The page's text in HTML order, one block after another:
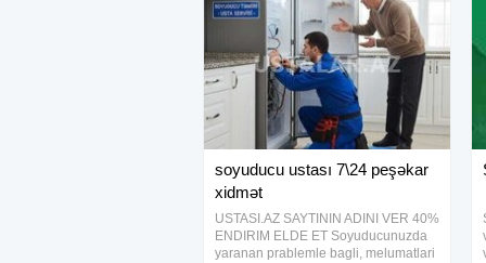
soyuducu ustası 7\24 peşəkar
xidmət
USTASI.AZ SAYTININ ADINI VER 40%
ENDIRIM ELDE ET Soyuducunuzda
yaranan prablemle bagli, melumatlari